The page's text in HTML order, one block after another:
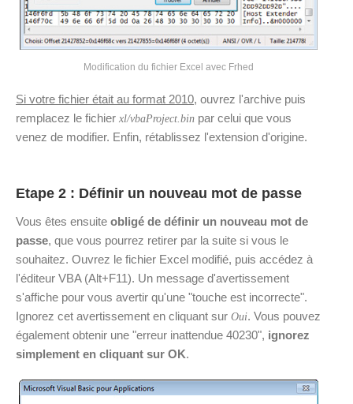
Modification du fichier Excel avec Frhed
Si votre fichier était au format 2010, ouvrez l'archive puis
remplacez le fichier xl/vbaProject.bin par celui que vous
venez de modifier. Enfin, rétablissez l'extension d'origine.
Etape 2 : Définir un nouveau mot de passe
Vous êtes ensuite obligé de définir un nouveau mot de
passe, que vous pourrez retirer par la suite si vous le
souhaitez. Ouvrez le fichier Excel modifié, puis accédez à
l'éditeur VBA (Alt+F11). Un message d'avertissement
s'affiche pour vous avertir qu'une "touche est incorrecte".
Ignorez cet avertissement en cliquant sur Oui. Vous pouvez
également obtenir une "erreur inattendue 40230", ignorez
simplement en cliquant sur OK.